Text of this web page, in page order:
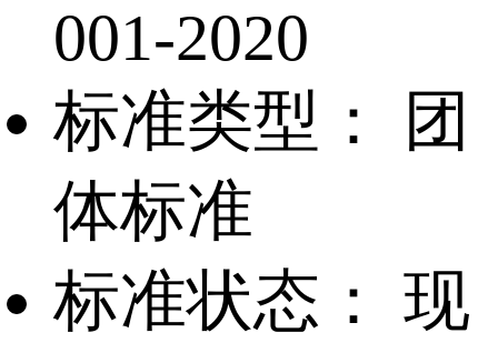
001-2020
标准类型：
团
体标准
标准状态：
现